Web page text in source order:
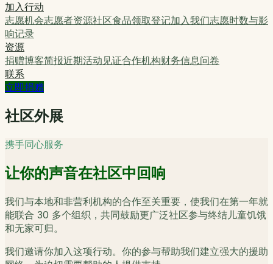
加入行动
志愿机会志愿者资源社区食品领取登记加入我们志愿时数与影
响记录
资源
捐赠博客简报近期活动 见证合作机构财务信息问卷
联系
立即捐赠
社区外展
携手同心服务
让你的声音在社区中回响
我们与本地和非营利机构的合作至关重要，使我们在第一年就
能联合 30 多个组织，共同鼓励更广泛社区参与终结儿童饥饿
和无家可归。
我们邀请你加入这项行动。你的参与帮助我们建立强大的援助